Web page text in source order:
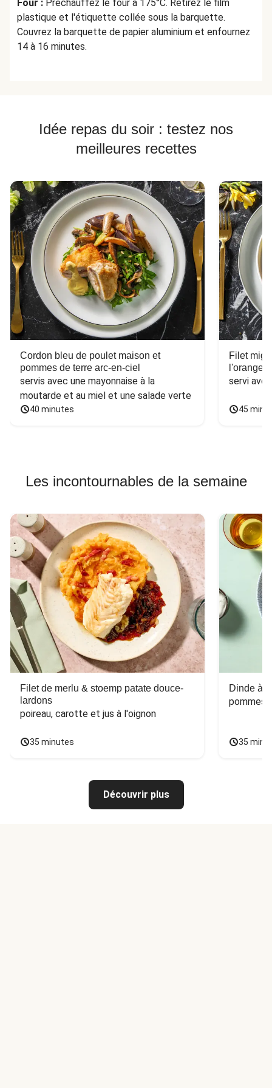
Four : Préchauffez le four à 175°C. Retirez le film
plastique et l'étiquette collée sous la barquette.
Couvrez la barquette de papier aluminium et enfournez
14 à 16 minutes.
Idée repas du soir : testez nos
meilleures recettes
Cordon bleu de poulet maison et
pommes de terre arc-en-ciel
servis avec une mayonnaise à la
moutarde et au miel et une salade verte
40 minutes
Filet
l'orange
servi
45
Les incontournables de la semaine
Filet de merlu & stoemp patate douce-
lardons
poireau, carotte et jus à l'oignon
35 minutes
Dinde à
pommes
35
Découvrir plus